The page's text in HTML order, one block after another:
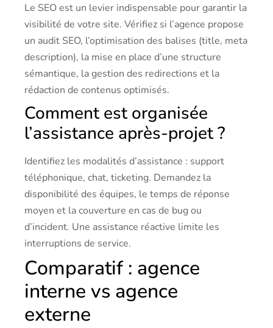
Le SEO est un levier indispensable pour garantir la
visibilité de votre site. Vérifiez si l’agence propose
un audit SEO, l’optimisation des balises (title, meta
description), la mise en place d’une structure
sémantique, la gestion des redirections et la
rédaction de contenus optimisés.
Comment est organisée
l’assistance après-projet ?
Identifiez les modalités d’assistance : support
téléphonique, chat, ticketing. Demandez la
disponibilité des équipes, le temps de réponse
moyen et la couverture en cas de bug ou
d’incident. Une assistance réactive limite les
interruptions de service.
Comparatif : agence
interne vs agence
externe